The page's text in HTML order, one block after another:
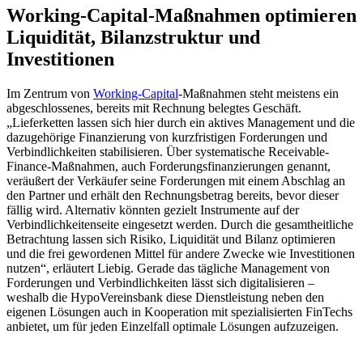
Working-Capital-Maßnahmen optimieren
Liquidität, Bilanzstruktur und
Investitionen
Im Zentrum von Working-Capital-Maßnahmen steht meistens ein
abgeschlossenes, bereits mit Rechnung belegtes Geschäft.
„Lieferketten lassen sich hier durch ein aktives Management und die
dazugehörige Finanzierung von kurzfristigen Forderungen und
Verbindlichkeiten stabilisieren. Über systematische Receivable-
Finance-Maßnahmen, auch Forderungsfinanzierungen genannt,
veräußert der Verkäufer seine Forderungen mit einem Abschlag an
den Partner und erhält den Rechnungsbetrag bereits, bevor dieser
fällig wird. Alternativ könnten gezielt Instrumente auf der
Verbindlichkeitenseite eingesetzt werden. Durch die gesamtheitliche
Betrachtung lassen sich Risiko, Liquidität und Bilanz optimieren
und die frei gewordenen Mittel für andere Zwecke wie Investitionen
nutzen“, erläutert Liebig. Gerade das tägliche Management von
Forderungen und Verbindlichkeiten lässt sich digitalisieren –
weshalb die HypoVereinsbank diese Dienstleistung neben den
eigenen Lösungen auch in Kooperation mit spezialisierten FinTechs
anbietet, um für jeden Einzelfall optimale Lösungen aufzuzeigen.